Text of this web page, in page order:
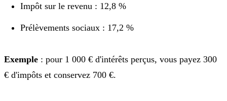
Impôt sur le revenu : 12,8 %
Prélèvements sociaux : 17,2 %
Exemple : pour 1 000 € d'intérêts perçus, vous payez 300
€ d'impôts et conservez 700 €.